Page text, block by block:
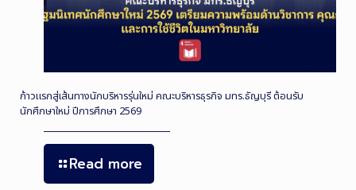
ก้าวแรกสู่เส้นทางนักบริหารรุ่นใหม่ คณะบริหารธุรกิจ มทร.ธัญบุรี ต้อนรับ
นักศึกษาใหม่ ปีการศึกษา 2569
Read more